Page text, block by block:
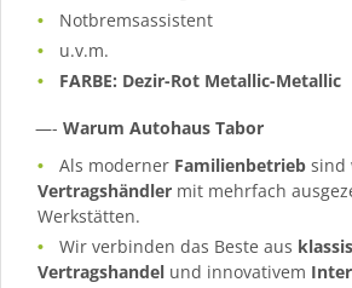
Notbremsassistent
u.v.m.
FARBE: Dezir-Rot Metallic-Metallic
—- Warum Autohaus Tabor
Als moderner Familienbetrieb sind
Vertragshändler mit mehrfach
Werkstätten.
Wir verbinden das Beste aus
Vertragshandel und innovativem